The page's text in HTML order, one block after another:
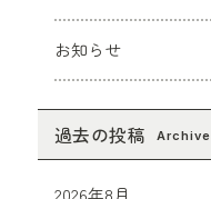
お知らせ
過去の投稿 Archive
2026年8月